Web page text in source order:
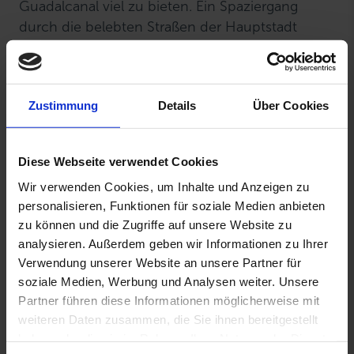
Zustimmung Details Über Cookies
Diese Webseite verwendet Cookies
Wir verwenden Cookies, um Inhalte und Anzeigen zu
personalisieren, Funktionen für soziale Medien anbieten
zu können und die Zugriffe auf unsere Website zu
analysieren. Außerdem geben wir Informationen zu Ihrer
Verwendung unserer Website an unsere Partner für
soziale Medien, Werbung und Analysen weiter. Unsere
Partner führen diese Informationen möglicherweise mit
weiteren Daten zusammen, die Sie ihnen bereitgestellt
Guadalcanal viel zu bieten. Ein Spaziergang
durch die belebten Straßen der Hauptstadt
Leben auf den Salomonen. Besonders
lohnenswert ist ein Besuch des
Nationalmuseums von Honiara, das spannende
Einblicke in die Geschichte, Kultur und Kunst
sollten sich zudem die Gedenkstätten und
Kriegsschauplätze des Zweiten Weltkriegs nicht
entgehen lassen – darunter der American War
Memorial und der Bloody Ridge Memorial Park,
die an die berühmte Schlacht um Guadalcanal
erinnern.
um das Video zu
sehen.